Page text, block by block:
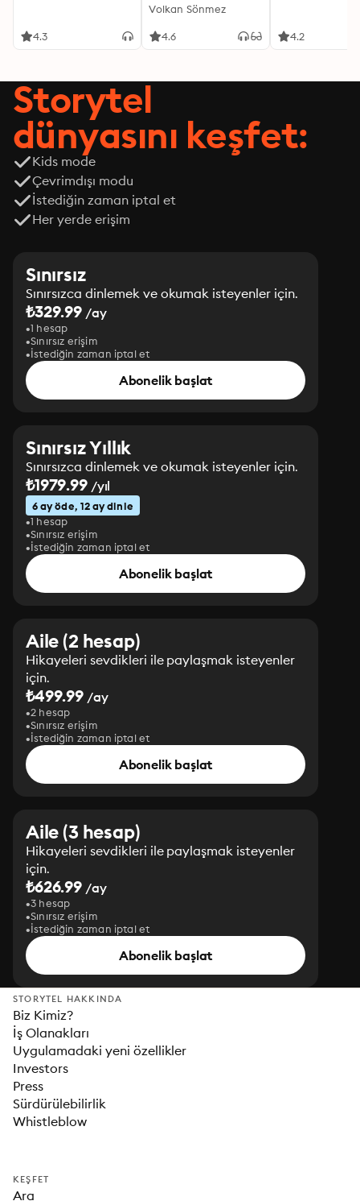
4.3
Volkan Sönmez
4.6 4.2
Storytel
dünyasını keşfet:
Kids mode
Çevrimdışı modu
İstediğin zaman iptal et
Her yerde erişim
Sınırsız
Sınırsızca dinlemek ve okumak isteyenler için.
₺329.99 /ay
1 hesap
Sınırsız erişim
İstediğin zaman iptal et
Abonelik başlat
Sınırsız Yıllık
Sınırsızca dinlemek ve okumak isteyenler için.
₺1979.99/yıl
6 ay öde, 12 ay dinle
1 hesap
Sınırsız erişim
İstediğin zaman iptal et
Abonelik başlat
Aile (2 hesap)
Hikayeleri sevdikleri ile paylaşmak isteyenler
için.
₺499.99 /ay
2 hesap
Sınırsız erişim
İstediğin zaman iptal et
Abonelik başlat
Aile (3 hesap)
Hikayeleri sevdikleri ile paylaşmak isteyenler
için.
₺626.99 /ay
3 hesap
Sınırsız erişim
İstediğin zaman iptal et
Abonelik başlat
STORYTEL HAKKINDA
Biz Kimiz?
İş Olanakları
Uygulamadaki yeni özellikler
Investors
Press
Sürdürülebilirlik
Whistleblow
KEŞFET
Ara